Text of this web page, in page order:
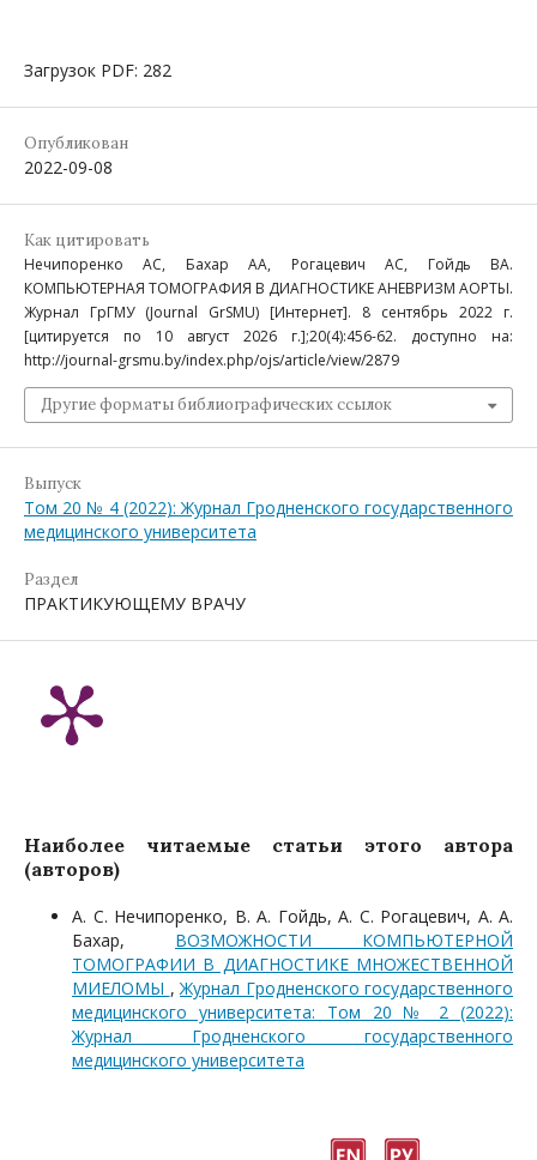
Загрузок PDF: 282
Опубликован
2022-09-08
Как цитировать
Нечипоренко АС, Бахар АА, Рогацевич АС, Гойдь ВА.
КОМПЬЮТЕРНАЯ ТОМОГРАФИЯ В ДИАГНОСТИКЕ АНЕВРИЗМ АОРТЫ.
Журнал ГрГМУ (Journal GrSMU) [Интернет]. 8 сентябрь 2022 г.
[цитируется по 10 август 2026 г.];20(4):456-62. доступно на:
http://journal-grsmu.by/index.php/ojs/article/view/2879
Другие форматы библиографических ссылок
Выпуск
Том 20 № 4 (2022): Журнал Гродненского государственного
медицинского университета
Раздел
ПРАКТИКУЮЩЕМУ ВРАЧУ
Наиболее читаемые статьи этого автора
(авторов)
А. С. Нечипоренко, В. А. Гойдь, А. С. Рогацевич, А. А.
Бахар, ВОЗМОЖНОСТИ КОМПЬЮТЕРНОЙ
ТОМОГРАФИИ В ДИАГНОСТИКЕ МНОЖЕСТВЕННОЙ
МИЕЛОМЫ , Журнал Гродненского государственного
медицинского университета: Том 20 № 2 (2022):
Журнал Гродненского государственного
медицинского университета